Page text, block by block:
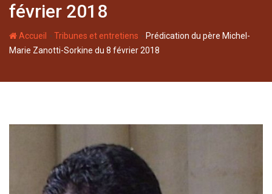
février 2018
Accueil -Tribunes et entretiens - Prédication du père Michel-
Marie Zanotti-Sorkine du 8 février 2018